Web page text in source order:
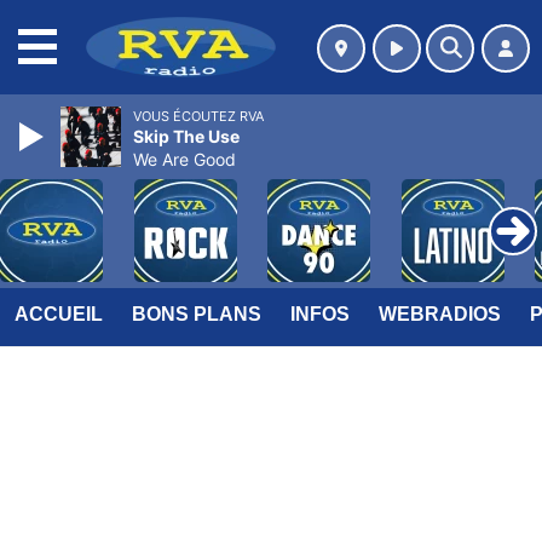
ACCUEIL BONS PLANS INFOS WEBRADIOS
VOUS ÉCOUTEZ RVA
Skip The Use
We Are Good